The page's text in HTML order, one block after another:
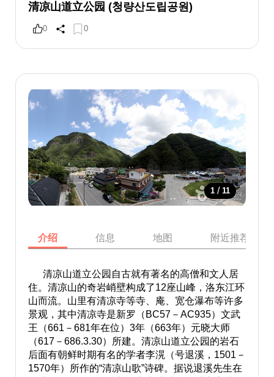
清凉山道立公园 (청량산도립공원)
0 0
1 / 11
介绍 信息 地图 附近推荐景点
清凉山道立公园自古就有著名的高僧和文人居
住。清凉山的奇岩峭壁构成了12座山峰，洛东江环
山而流。山里有清凉寺等寺、庵、宽仓瀑布等许多
景观，其中清凉寺是新罗（BC57－AC935）文武
王（661－681年在位）3年（663年）元晓大师
（617－686.3.30）所建。清凉山道立公园的岩石
后面有朝鲜时期有名的学者李滉（号退溪，1501－
1570年）所作的“清凉山歌”诗碑。据说退溪先生在